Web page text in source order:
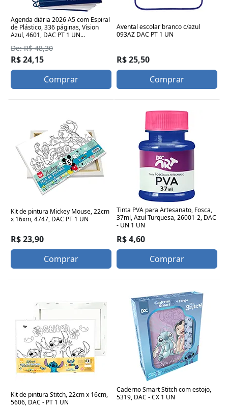
Agenda diária 2026 A5 com Espiral
de Plástico, 336 páginas, Vision
Azul, 4601, DAC PT 1 UN...
De: R$ 48,30
R$ 24,15
Comprar
Avental escolar branco c/azul
093AZ DAC PT 1 UN
R$ 25,50
Comprar
Kit de pintura Mickey Mouse, 22cm
x 16xm, 4747, DAC PT 1 UN
R$ 23,90
Comprar
Tinta PVA para Artesanato, Fosca,
37ml, Azul Turquesa, 26001-2, DAC
- UN 1 UN
R$ 4,60
Comprar
Kit de pintura Stitch, 22cm x 16cm,
5606, DAC - PT 1 UN
Caderno Smart Stitch com estojo,
5319, DAC - CX 1 UN